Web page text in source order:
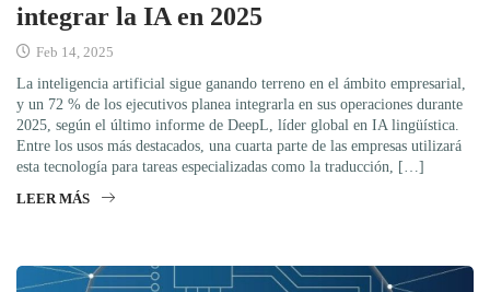
integrar la IA en 2025
Feb 14, 2025
La inteligencia artificial sigue ganando terreno en el ámbito empresarial,
y un 72 % de los ejecutivos planea integrarla en sus operaciones durante
2025, según el último informe de DeepL, líder global en IA lingüística.
Entre los usos más destacados, una cuarta parte de las empresas utilizará
esta tecnología para tareas especializadas como la traducción, […]
LEER MÁS